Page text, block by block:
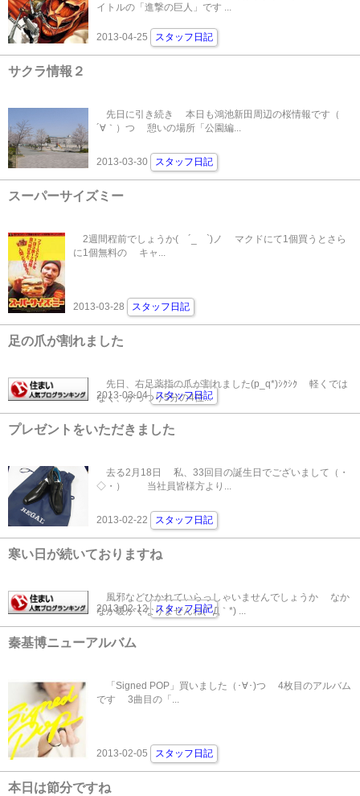
2013-04-25 スタッフ日記
サクラ情報２
先日に引き続き 本日も鴻池新田周辺の桜情報です（
´∀｀）つ 憩いの場所「公園編...
2013-03-30 スタッフ日記
スーパーサイズミー
2週間程前でしょうか( ´_ゝ`)ノ マクドにて1個買うとさら
に1個無料の キャ...
2013-03-28 スタッフ日記
足の爪が割れました
先日、右足薬指の爪が割れました(p_q*)ｼｸｼｸ 軽くでは
なく、がっつり5分の4位...
2013-03-04 スタッフ日記
プレゼントをいただきました
去る2月18日 私、33回目の誕生日でございまして（・
◇・）ゞ 当社員皆様方より...
2013-02-22 スタッフ日記
寒い日が続いておりますね
風邪などひかれていらっしゃいませんでしょうか なか
なか暖かくなりませんね(*´Д｀*) ...
2013-02-12 スタッフ日記
秦基博ニューアルバム
「Signed POP」買いました（･∀･)つ 4枚目のアルバム
です 3曲目の「...
2013-02-05 スタッフ日記
本日は節分ですね